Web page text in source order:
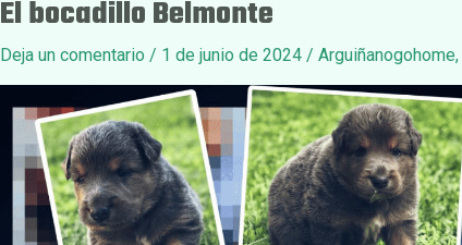
El bocadillo Belmonte
Deja un comentario / 1 de junio de 2024 / Arguiñanogohome,